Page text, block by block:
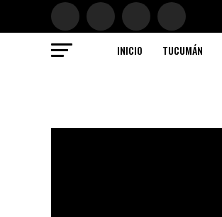
INICIO TUCUMÁN